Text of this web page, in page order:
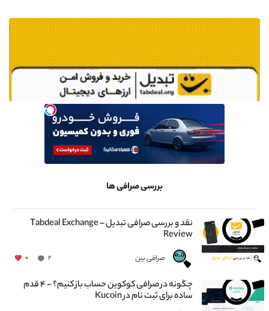
بررسی صرافی ها
نقد و بررسی صرافی تبدیل – Tabdeal Exchange
Review
صرافی بین ۲ ۰
چگونه در صرافی کوکوین حساب باز کنیم؟ - ۴ قدم
ساده برای ثبت نام در Kucoin